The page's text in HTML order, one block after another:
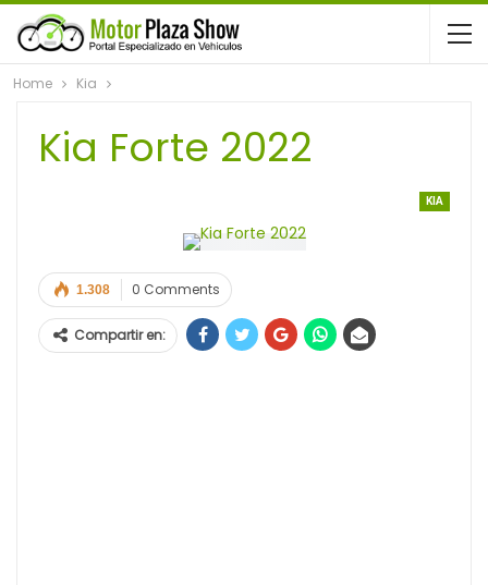
Home Kia
Kia Forte 2022
KIA
0 Comments
1.308
Compartir en: